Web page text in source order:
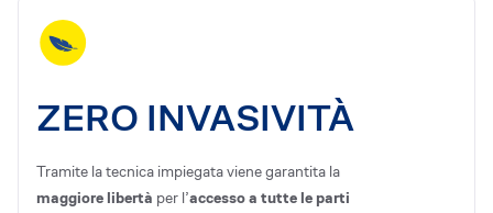
ZERO INVASIVITÀ
Tramite la tecnica impiegata viene garantita la
maggiore libertà per l’accesso a tutte le parti